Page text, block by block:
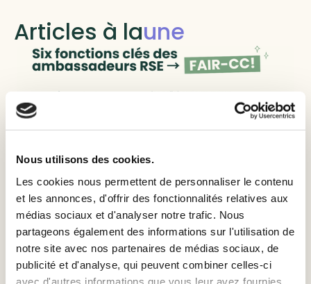
Nous utilisons des cookies.
Les cookies nous permettent de personnaliser le contenu
et les annonces, d'offrir des fonctionnalités relatives aux
médias sociaux et d'analyser notre trafic. Nous
partageons également des informations sur l'utilisation de
notre site avec nos partenaires de médias sociaux, de
publicité et d'analyse, qui peuvent combiner celles-ci
avec d'autres informations que vous leur avez fournies
Articles à laune
RSE locale et RTE
Comment créer et animer un
réseau d’ambassadeurs RSE